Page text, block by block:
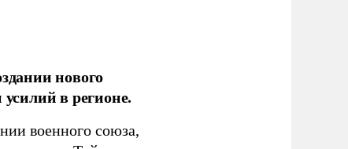
нового
в регионе.
военного союза,